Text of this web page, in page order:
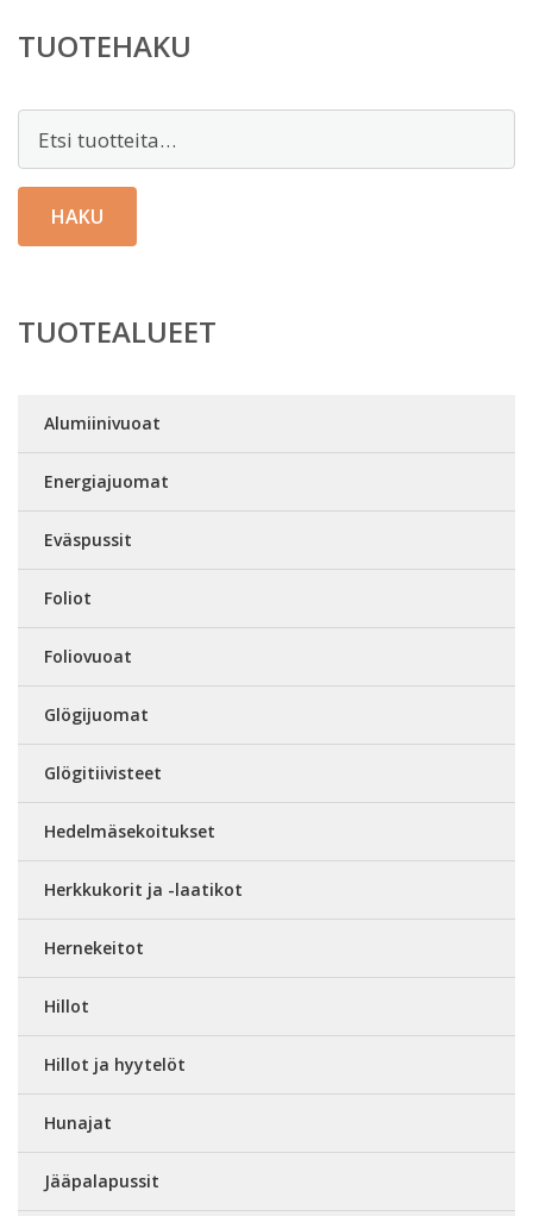
TUOTEHAKU
HAKU
TUOTEALUEET
Alumiinivuoat
Energiajuomat
Eväspussit
Foliot
Foliovuoat
Glögijuomat
Glögitiivisteet
Hedelmäsekoitukset
Herkkukorit ja -laatikot
Hernekeitot
Hillot
Hillot ja hyytelöt
Hunajat
Jääpalapussit